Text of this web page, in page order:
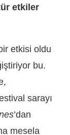
etkiler
etkisi oldu
bu.
sarayı
’dan
mesela